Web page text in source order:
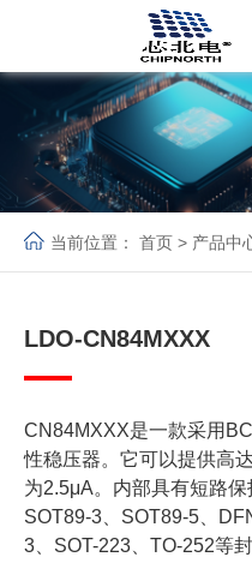
当前位置： 首页 > 产品中
LDO-CN84MXXX
CN84MXXX是一款采用
性稳压器。它可以提供高
为2.5μA。内部具有短路
SOT89-3、SOT89-5、
3、SOT-223、TO-252等封